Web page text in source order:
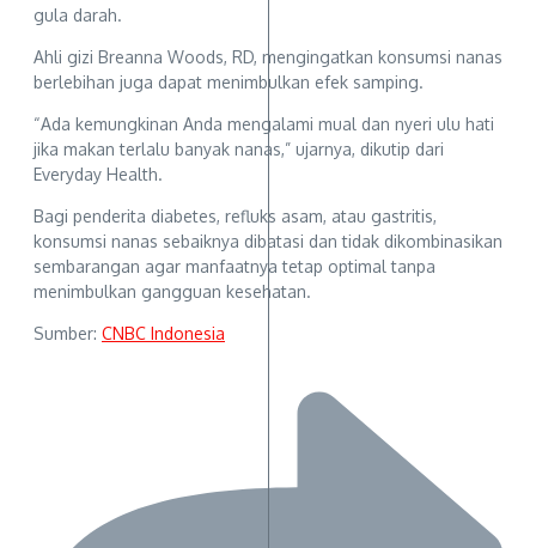
gula darah.
Ahli gizi Breanna Woods, RD, mengingatkan konsumsi nanas
berlebihan juga dapat menimbulkan efek samping.
“Ada kemungkinan Anda mengalami mual dan nyeri ulu hati
jika makan terlalu banyak nanas,” ujarnya, dikutip dari
Everyday Health.
Bagi penderita diabetes, refluks asam, atau gastritis,
konsumsi nanas sebaiknya dibatasi dan tidak dikombinasikan
sembarangan agar manfaatnya tetap optimal tanpa
menimbulkan gangguan kesehatan.
Sumber: CNBC Indonesia